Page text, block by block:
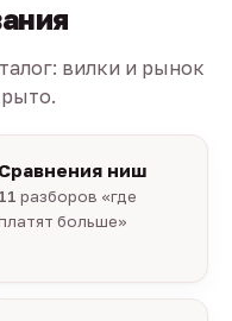
вилки и рынок
Сравнения ниш
11 разборов «где
больше»